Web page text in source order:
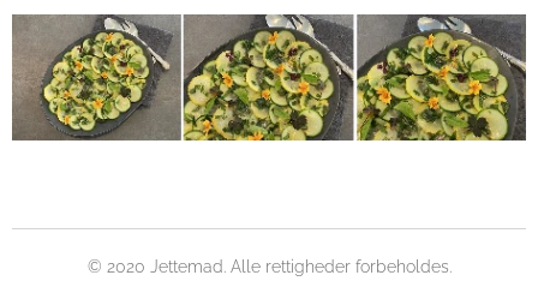
© 2020 Jettemad. Alle rettigheder forbeholdes.